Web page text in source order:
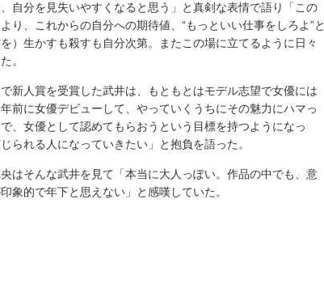
自分を見失いやすくなると思う」と真剣な表情で語り「この
り、これからの自分への期待値、“もっといい仕事をしろよ”と
）生かすも殺すも自分次第。またこの場に立てるように日々
。
新人賞を受賞した武井は、もともとはモデル志望で女優には
前に女優デビューして、やっていくうちにその魅力にハマっ
、女優として認めてもらおうという目標を持つようになっ
られる人になっていきたい」と抱負を語った。
はそんな武井を見て「本当に大人っぽい。作品の中でも、意
象的で年下と思えない」と感嘆していた。